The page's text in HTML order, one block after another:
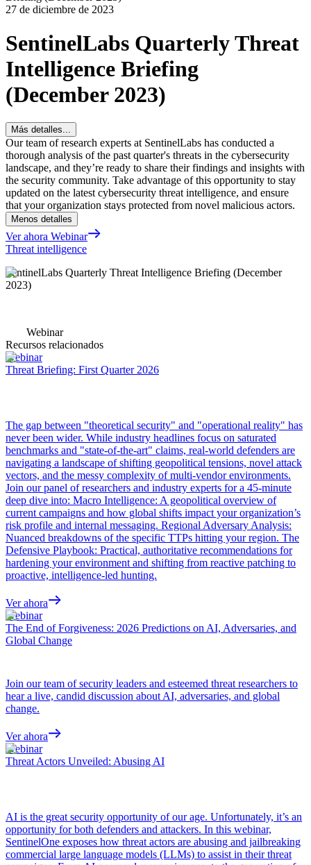
27 de diciembre de 2023
SentinelLabs Quarterly Threat
Intelligence Briefing
(December 2023)
Más detalles...
Our team of research experts at SentinelLabs has conducted a
thorough analysis of the past quarter's threats in the cybersecurity
landscape, and they’re ready to share their findings and insights with
the security community. Take advantage of this opportunity to stay
updated on the latest cybersecurity threat intelligence, and ensure
that your organization stays protected from novel malicious actors.
Menos detalles
Ver ahora Webinar
Threat intelligence
SentinelLabs Quarterly Threat Intelligence Briefing (December
2023)
Webinar
Recursos relacionados
Webinar
Threat Briefing: First Quarter 2026
The gap between "theoretical security" and "operational reality" has
never been wider. While industry headlines focus on saturated
benchmarks and "state-of-the-art" claims, real-world defenders are
navigating a landscape of shifting geopolitical tensions, novel attack
vectors, and the messy complexity of multi-vendor environments.
Join our panel of researchers and industry experts for a 45-minute
deep dive into: Macro Intelligence: A geopolitical overview of
current campaigns and how global shifts impact your organization’s
risk profile and internal messaging. Regional Adversary Analysis:
Nuanced breakdowns of the specific TTPs hitting your region. The
Defensive Playbook: Practical, authoritative recommendations for
hardening your environment and shifting from reactive patching to
proactive, intelligence-led hunting.
Ver ahora
Webinar
The End of Forgiveness: 2026 Predictions on AI, Adversaries, and
Global Change
Join our team of security leaders and esteemed threat researchers to
hear a live, candid discussion about AI, adversaries, and global
change.
Ver ahora
Webinar
Threat Actors Unveiled: Abusing AI
AI is the great security opportunity of our age. Unfortunately, it’s an
opportunity for both defenders and attackers. In this webinar,
SentinelOne exposes how threat actors are abusing and jailbreaking
commercial large language models (LLMs) to assist in their threat